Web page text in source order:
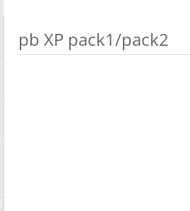
pb XP pack1/pack2